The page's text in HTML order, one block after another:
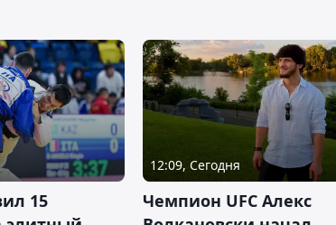
15
12:09, Сегодня
Чемпион UFC Алекс